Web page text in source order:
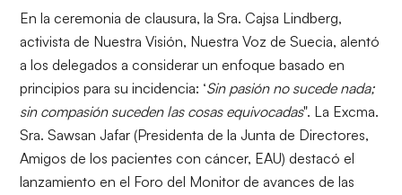
En la ceremonia de clausura, la Sra. Cajsa Lindberg,
activista de Nuestra Visión, Nuestra Voz de Suecia, alentó
a los delegados a considerar un enfoque basado en
principios para su incidencia: ‘Sin pasión no sucede nada;
sin compasión suceden las cosas equivocadas". La Excma.
Sra. Sawsan Jafar (Presidenta de la Junta de Directores,
Amigos de los pacientes con cáncer, EAU) destacó el
lanzamiento en el Foro del Monitor de avances de las